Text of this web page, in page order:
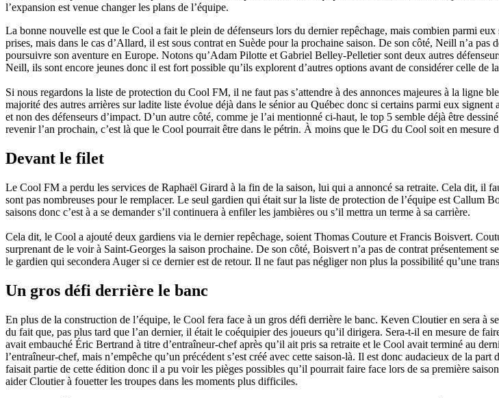
l’expansion est venue changer les plans de l’équipe.
La bonne nouvelle est que le Cool a fait le plein de défenseurs lors du dernier repêchage, mais combien parmi
prises, mais dans le cas d’Allard, il est sous contrat en Suède pour la prochaine saison. De son côté, Neill n’a
poursuivre son aventure en Europe. Notons qu’Adam Pilotte et Gabriel Belley-Pelletier sont deux autres
Neill, ils sont encore jeunes donc il est fort possible qu’ils explorent d’autres options avant de considérer celle de
Si nous regardons la liste de protection du Cool FM, il ne faut pas s’attendre à des annonces majeures à la ligne
majorité des autres arrières sur ladite liste évolue déjà dans le sénior au Québec donc si certains parmi eux
et non des défenseurs d’impact. D’un autre côté, comme je l’ai mentionné ci-haut, le top 5 semble déjà être
revenir l’an prochain, c’est là que le Cool pourrait être dans le pétrin. À moins que le DG du Cool soit en mesure
Devant le filet
Le Cool FM a perdu les services de Raphaël Girard à la fin de la saison, lui qui a annoncé sa retraite. Cela dit, il
sont pas nombreuses pour le remplacer. Le seul gardien qui était sur la liste de protection de l’équipe est Callum
saisons donc c’est à a se demander s’il continuera à enfiler les jambières ou s’il mettra un terme à sa carrière.
Cela dit, le Cool a ajouté deux gardiens via le dernier repêchage, soient Thomas Couture et Francis Boisvert.
surprenant de le voir à Saint-Georges la saison prochaine. De son côté, Boisvert n’a pas de contrat
le gardien qui secondera Auger si ce dernier est de retour. Il ne faut pas négliger non plus la possibilité qu’une
Un gros défi derrière le banc
En plus de la construction de l’équipe, le Cool fera face à un gros défi derrière le banc. Keven Cloutier en sera à
du fait que, pas plus tard que l’an dernier, il était le coéquipier des joueurs qu’il dirigera. Sera-t-il en mesure de
avait embauché Éric Bertrand à titre d’entraîneur-chef après qu’il ait pris sa retraite et le Cool avait terminé au
l’entraîneur-chef, mais n’empêche qu’un précédent s’est créé avec cette saison-là. Il est donc audacieux de la
faisait partie de cette édition donc il a pu voir les pièges possibles qu’il pourrait faire face lors de sa première
aider Cloutier à fouetter les troupes dans les moments plus difficiles.